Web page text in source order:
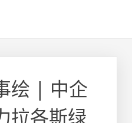
绘 | 中企
拉各斯绿